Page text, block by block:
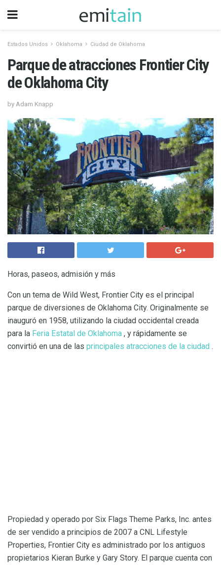
Estados Unidos Oklahoma Ciudad de Oklahoma
Parque de atracciones Frontier City
de Oklahoma City
by Adam Knapp
Horas, paseos, admisión y más
Con un tema de Wild West, Frontier City es el principal
parque de diversiones de Oklahoma City. Originalmente se
inauguró en 1958, utilizando la ciudad occidental creada
para la Feria Estatal de Oklahoma , y rápidamente se
convirtió en una de las principales atracciones de la ciudad .
Propiedad y operado por Six Flags Theme Parks, Inc. antes
de ser vendido a principios de 2007 a CNL Lifestyle
Properties, Frontier City es administrado por los antiguos
propietarios Kieran Burke y Gary Story. El parque cuenta con